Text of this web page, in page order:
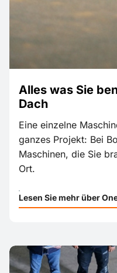
Alles was Sie
Dach
Eine einzelne
ganzes Projekt: Bei
Maschinen, die Sie
Ort.
Lesen Sie mehr über